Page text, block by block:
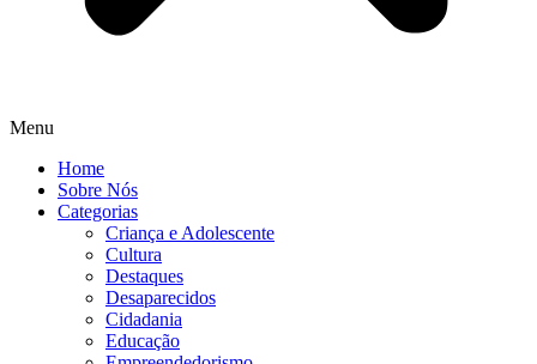
Menu
Home
Sobre Nós
Categorias
Criança e Adolescente
Cultura
Destaques
Desaparecidos
Cidadania
Educação